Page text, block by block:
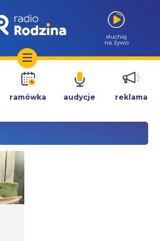
słuchaj
na żywo
ramówka audycje reklama